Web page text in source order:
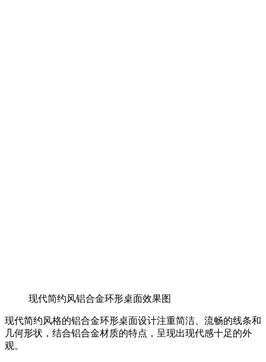
现代简约风铝合金环形桌面效果图
现代简约风格的铝合金环形桌面设计注重简洁、流畅的线条和
几何形状，结合铝合金材质的特点，呈现出现代感十足的外
观。